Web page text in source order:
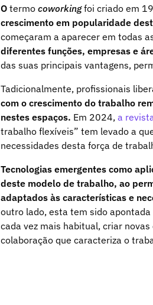
O termo coworkingfoi criado em
crescimento em popularidade
começaram a aparecer em todas
diferentes funções, empresas e
das suas principais vantagens,
Tadicionalmente, profissionais
com o crescimento do trabalho
nestes espaços. Em 2024, a
trabalho flexíveis” tem levado a
necessidades desta força de
Tecnologias emergentes como
deste modelo de trabalho, ao
adaptados às características e
outro lado, esta tem sido
cada vez mais habitual, criar
colaboração que caracteriza o